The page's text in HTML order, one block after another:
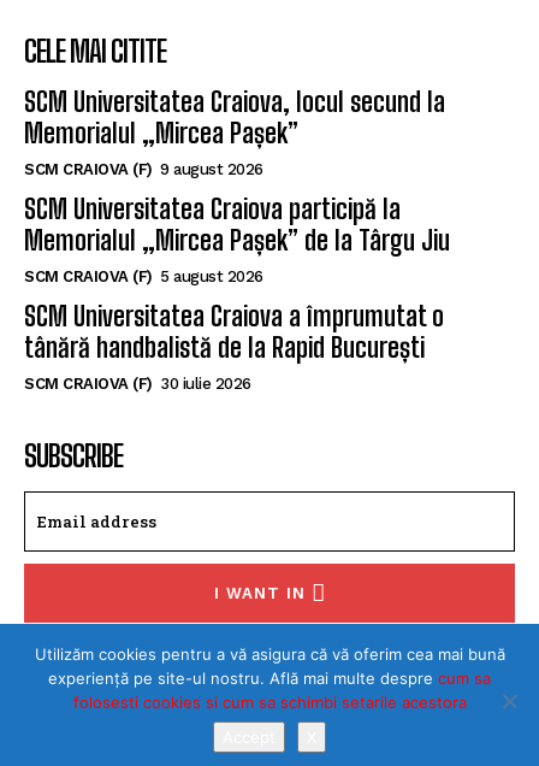
SCM Universitatea Craiova, locul secund la
Memorialul „Mircea Pașek”
SCM CRAIOVA (F) 9 august 2026
SCM Universitatea Craiova participă la
Memorialul „Mircea Pașek” de la Târgu Jiu
SCM CRAIOVA (F) 5 august 2026
SCM Universitatea Craiova a împrumutat o
tânără handbalistă de la Rapid București
SCM CRAIOVA (F) 30 iulie 2026
SUBSCRIBE
Privacy Policy
©Toate drepturile rezervate SPORTULDOLJEAN.RO
Utilizăm cookies pentru a vă asigura că vă oferim cea mai bună
experiență pe site-ul nostru. Află mai multe despre cum sa
folosesti cookies si cum sa schimbi setarile acestora